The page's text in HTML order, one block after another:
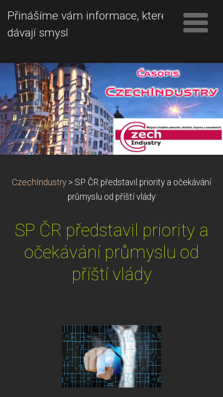
Přinášíme vám informace, které
dávají smysl
CzechIndustry > SP ČR představil priority a očekávání
průmyslu od příští vlády
SP ČR představil priority a
očekávání průmyslu od
příští vlády